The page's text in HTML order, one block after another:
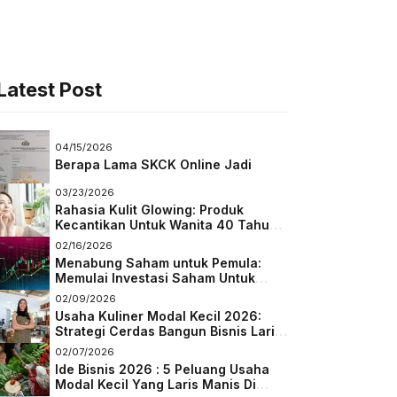
Post
04/15/2026
Berapa Lama SKCK Online Jadi
03/23/2026
Rahasia Kulit Glowing: Produk
Kecantikan Untuk Wanita 40 Tahun
Keatas
02/16/2026
Menabung Saham untuk Pemula:
Memulai Investasi Saham Untuk
Pemula
02/09/2026
Usaha Kuliner Modal Kecil 2026:
Strategi Cerdas Bangun Bisnis Laris
di Tengah Persaingan
02/07/2026
Ide Bisnis 2026 : 5 Peluang Usaha
Modal Kecil Yang Laris Manis Di